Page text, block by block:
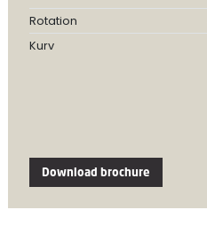
Rotation
Kurv
Download brochure